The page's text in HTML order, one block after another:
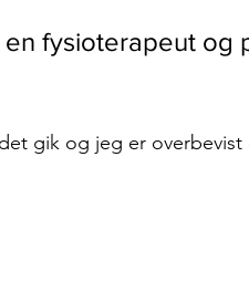
fysioterapeut og
gik og jeg er